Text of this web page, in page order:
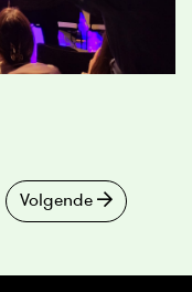
Volgende